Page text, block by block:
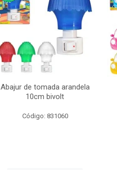
Abajur de tomada arandela
10cm bivolt
Código: 831060